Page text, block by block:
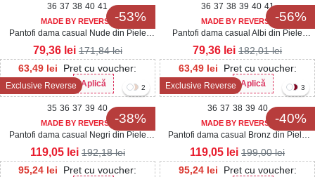
-53%
36 37 38 40 41
MADE BY REVERSE
Pantofi dama casual Nude din Piele
Ecologica Lacuita Diona3
63,49 lei
Pret cu voucher:
Her20
Aplică
79,36 lei 171,84lei
-56%
36 37 38 39 40 41
MADE BY REVERSE
Pantofi dama casual Albi din Piele
Ecologica Seena
63,49 lei
Pret cu voucher:
Her20
Aplică
79,36 lei 182,01lei
Exclusive Reverse
-38%
2
35 36 37 39 40
MADE BY REVERSE
Pantofi dama casual Negri din Piele
Ecologica Oziel
95,24 lei
Pret cu voucher:
119,05 lei 192,18lei
Exclusive Reverse
-40%
3
36 37 38 39 40
MADE BY REVERSE
Pantofi dama casual Bronz din Piele
Ecologica Tamara
95,24 lei
Pret cu voucher:
119,05 lei 199,00lei